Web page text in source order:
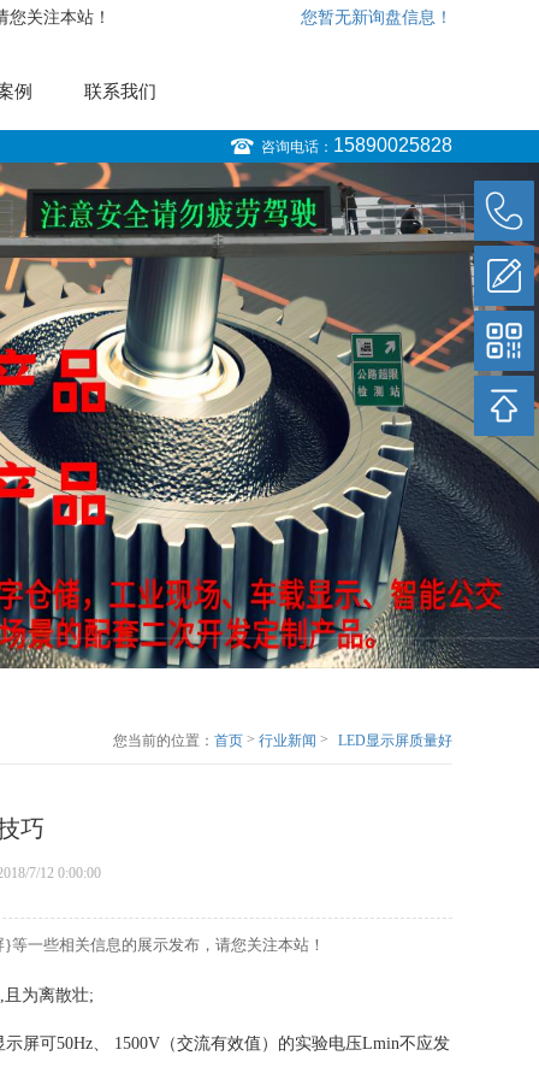
关注本站！ 您暂无新询盘信息！
例 联系我们
咨询电话： 15890025828
您当前的位置： 首页 > 行业新闻 >
LED显示屏质量好
巧
7/12 0:00:00
一些相关信息的展示发布，请您关注本站！
为离散壮;
屏可50Hz、 1500V（交流有效值）的实验电压Lmin不应发